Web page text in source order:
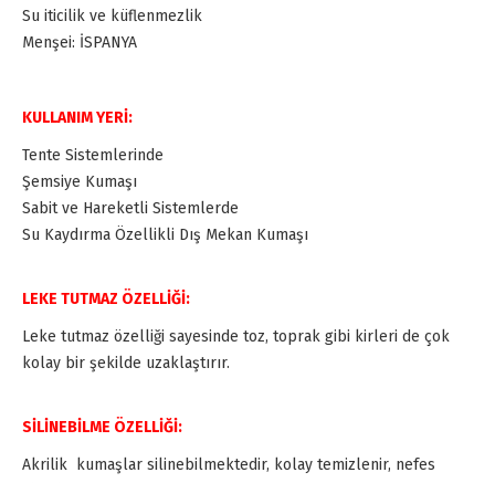
Su iticilik ve küflenmezlik
Menşei: İSPANYA
KULLANIM YERİ:
Tente Sistemlerinde
Şemsiye Kumaşı
Sabit ve Hareketli Sistemlerde
Su Kaydırma Özellikli Dış Mekan Kumaşı
LEKE TUTMAZ ÖZELLİĞİ:
Leke tutmaz özelliği sayesinde toz, toprak gibi kirleri de çok
kolay bir şekilde uzaklaştırır.
SİLİNEBİLME ÖZELLİĞİ:
Akrilik kumaşlar silinebilmektedir, kolay temizlenir, nefes